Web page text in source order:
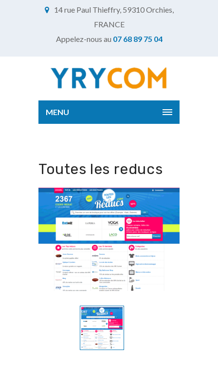
14 rue Paul Thieffry, 59310 Orchies,
FRANCE
Appelez-nous au 07 68 89 75 04
MENU
Toutes les reducs